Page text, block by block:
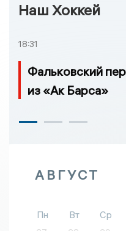
Наш Хоккей
18:31
Фальковский
из «Ак Барса»
АВГУСТ
Пн Вт Ср